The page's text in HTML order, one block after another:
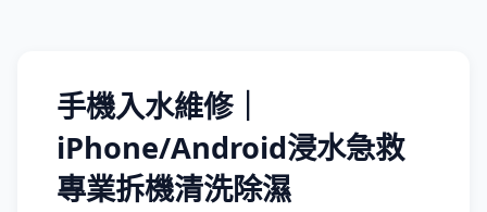
手機入水維修｜
iPhone/Android浸水急救
專業拆機清洗除濕